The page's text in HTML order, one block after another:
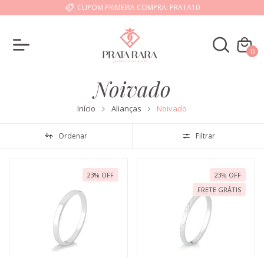
CUPOM PRIMEIRA COMPRA: PRATA10
0
Noivado
Início Alianças Noivado
Ordenar Filtrar
23% OFF 23% OFF
FRETE GRÁTIS